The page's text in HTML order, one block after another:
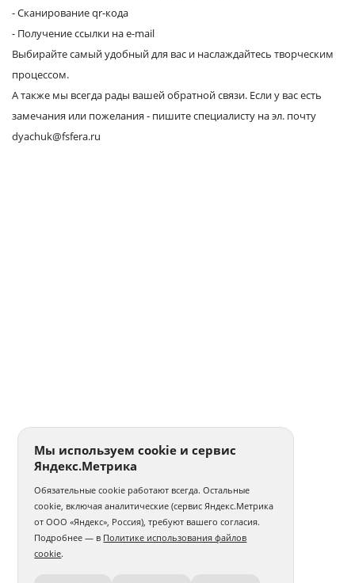
- Сканирование qr-кода
- Получение ссылки на e-mail
Выбирайте самый удобный для вас и наслаждайтесь творческим
процессом.
А также мы всегда рады вашей обратной связи. Если у вас есть
замечания или пожелания - пишите специалисту на эл. почту
dyachuk@fsfera.ru
Мы используем cookie и сервис
Яндекс.Метрика
Обязательные cookie работают всегда. Остальные
cookie, включая аналитические (сервис Яндекс.Метрика
от ООО «Яндекс», Россия), требуют вашего согласия.
Подробнее — в Политике использования файлов
cookie.